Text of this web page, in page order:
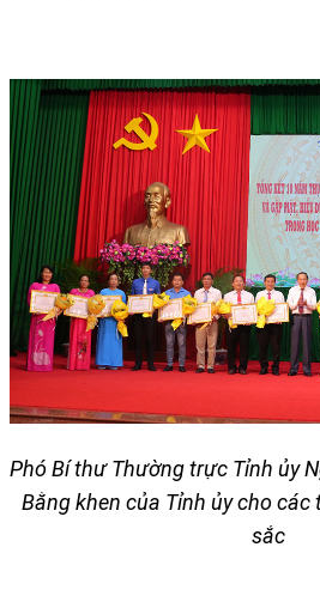
Phó Bí thư Thường trực Tỉnh ủy
Bằng khen của Tỉnh ủy cho
sắc